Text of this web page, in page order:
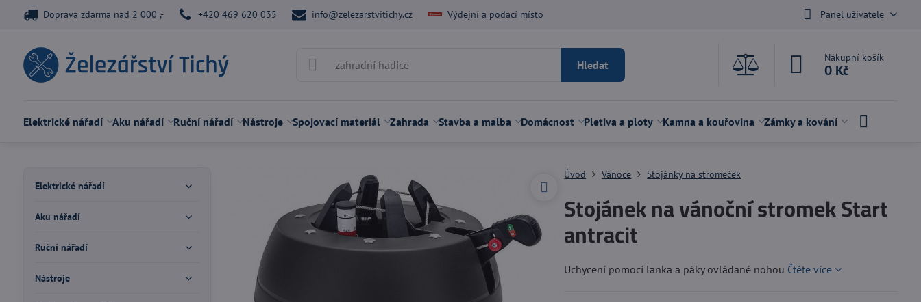
Doprava zdarma nad 2 000 ,- +420 469 620 035 info@zelezarstvitichy.cz Výdejní a podací místo Panel uživatele
Hledat
Nákupní košík
0 Kč
Elektrické nářadí Aku nářadí Ruční nářadí Nástroje Spojovací materiál Zahrada Stavba a malba Domácnost Pletiva a ploty Kamna a kouřovina Zámky a kování
Úvod Vánoce Stojánky na stromeček
Stojánek na vánoční stromek Start
antracit
Uchycení pomocí lanka a páky ovládané nohou Čtěte více
Elektrické nářadí
Aku nářadí
Ruční nářadí
Nástroje